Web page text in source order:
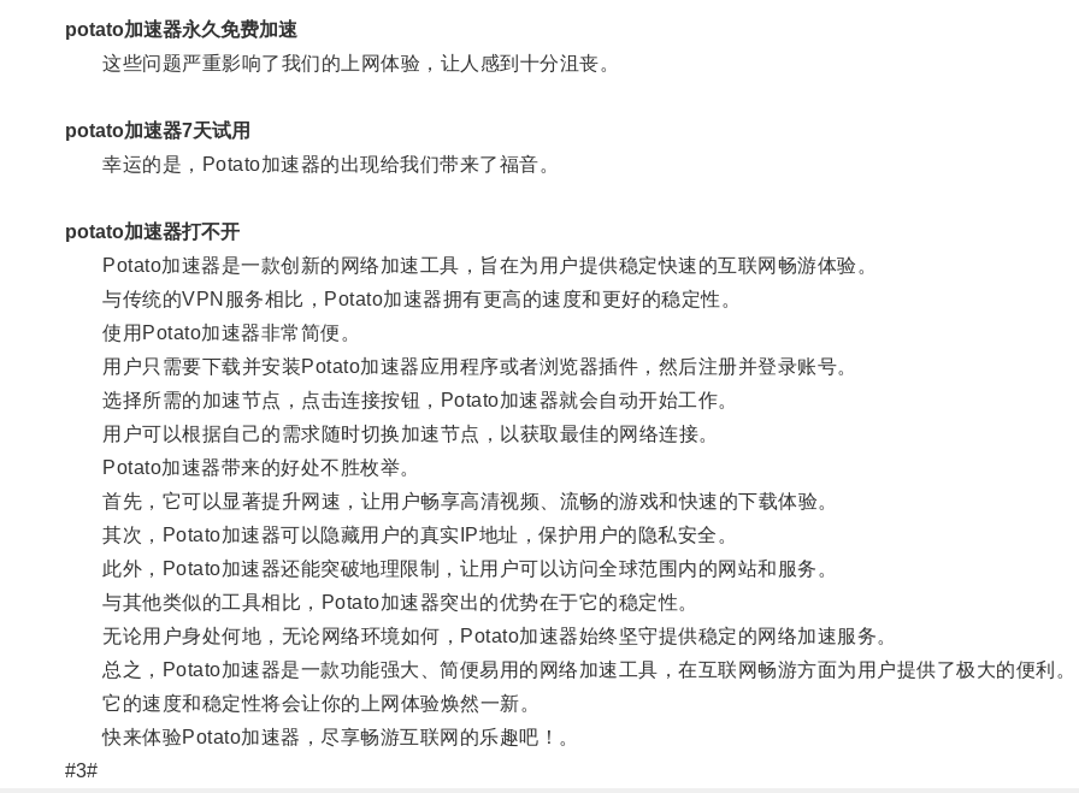
potato加速器永久免费加速
这些问题严重影响了我们的上网体验，让人感到十分沮丧。
potato加速器7天试用
幸运的是，Potato加速器的出现给我们带来了福音。
potato加速器打不开
Potato加速器是一款创新的网络加速工具，旨在为用户提供稳定快速的互联网畅游体验。
与传统的VPN服务相比，Potato加速器拥有更高的速度和更好的稳定性。
使用Potato加速器非常简便。
用户只需要下载并安装Potato加速器应用程序或者浏览器插件，然后注册并登录账号。
选择所需的加速节点，点击连接按钮，Potato加速器就会自动开始工作。
用户可以根据自己的需求随时切换加速节点，以获取最佳的网络连接。
Potato加速器带来的好处不胜枚举。
首先，它可以显著提升网速，让用户畅享高清视频、流畅的游戏和快速的下载体验。
其次，Potato加速器可以隐藏用户的真实IP地址，保护用户的隐私安全。
此外，Potato加速器还能突破地理限制，让用户可以访问全球范围内的网站和服务。
与其他类似的工具相比，Potato加速器突出的优势在于它的稳定性。
无论用户身处何地，无论网络环境如何，Potato加速器始终坚守提供稳定的网络加速服务。
总之，Potato加速器是一款功能强大、简便易用的网络加速工具，在互联网畅游方面为用户提供了极大的便利。
它的速度和稳定性将会让你的上网体验焕然一新。
快来体验Potato加速器，尽享畅游互联网的乐趣吧！。
#3#